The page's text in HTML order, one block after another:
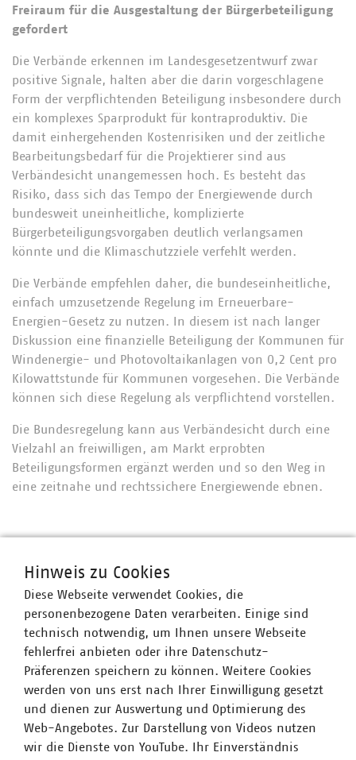
Freiraum für die Ausgestaltung der Bürgerbeteiligung
gefordert
Die Verbände erkennen im Landesgesetzentwurf zwar
positive Signale, halten aber die darin vorgeschlagene
Form der verpflichtenden Beteiligung insbesondere durch
ein komplexes Sparprodukt für kontraproduktiv. Die
damit einhergehenden Kostenrisiken und der zeitliche
Bearbeitungsbedarf für die Projektierer sind aus
Verbändesicht unangemessen hoch. Es besteht das
Risiko, dass sich das Tempo der Energiewende durch
bundesweit uneinheitliche, komplizierte
Bürgerbeteiligungsvorgaben deutlich verlangsamen
könnte und die Klimaschutzziele verfehlt werden.
Die Verbände empfehlen daher, die bundeseinheitliche,
einfach umzusetzende Regelung im Erneuerbare-
Energien-Gesetz zu nutzen. In diesem ist nach langer
Diskussion eine finanzielle Beteiligung der Kommunen für
Windenergie- und Photovoltaikanlagen von 0,2 Cent pro
Kilowattstunde für Kommunen vorgesehen. Die Verbände
können sich diese Regelung als verpflichtend vorstellen.
Die Bundesregelung kann aus Verbändesicht durch eine
Vielzahl an freiwilligen, am Markt erprobten
Beteiligungsformen ergänzt werden und so den Weg in
eine zeitnahe und rechtssichere Energiewende ebnen.
Hinweis zu Cookies
Diese Webseite verwendet Cookies, die
personenbezogene Daten verarbeiten. Einige sind
technisch notwendig, um Ihnen unsere Webseite
fehlerfrei anbieten oder ihre Datenschutz-
Präferenzen speichern zu können. Weitere Cookies
werden von uns erst nach Ihrer Einwilligung gesetzt
und dienen zur Auswertung und Optimierung des
Web-Angebotes. Zur Darstellung von Videos nutzen
wir die Dienste von YouTube. Ihr Einverständnis